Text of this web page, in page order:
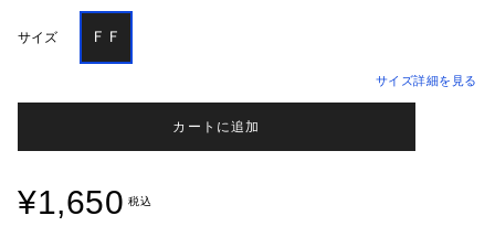
サイズ ＦＦ
サイズ詳細を見る
カートに追加
¥1,650 税込